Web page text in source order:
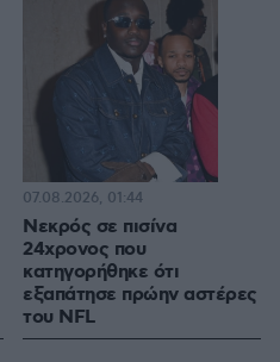
Νεκρός σε πισίνα
24χρονος που
κατηγορήθηκε ότι
εξαπάτησε πρώην αστέρες
του NFL
07.08.2026, 01:44